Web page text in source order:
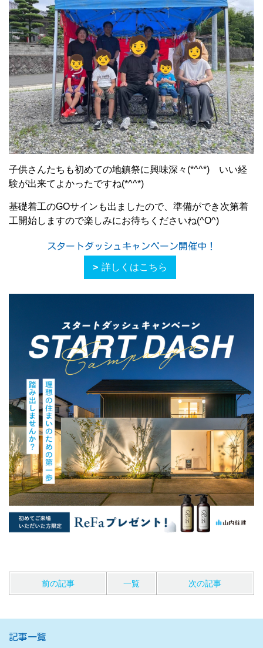
子供さんたちも初めての地鎮祭に興味深々(*^^*) いい経
験が出来てよかったですね(*^^*)
基礎着工のGOサインも出ましたので、準備ができ次第着
工開始しますので楽しみにお待ちくださいね(^O^)
スタートダッシュキャンペーン開催中！
詳しくはこちら
前の記事 一覧 次の記事
記事一覧